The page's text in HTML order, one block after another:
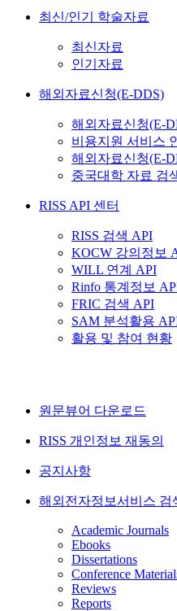
최신/인기 학술자료
최신자료
인기자료
해외자료신청(E-DDS)
해외자료신청(E-
비용지원 서비스
해외자료신청(E-
중국대학 자료 검
RISS API 센터
RISS 검색 API
KOCW 강의정보
WILL 연계 API
Rinfo 통계정보
FRIC 검색 API
SAM 분석활용
활용 및 참여 현황
원문뷰어 다운로드
RISS 개인정보 재동의
공지사항
해외전자정보서비스 검
Academic Journals
Ebooks
Dissertations
Conference
Reviews
Reports